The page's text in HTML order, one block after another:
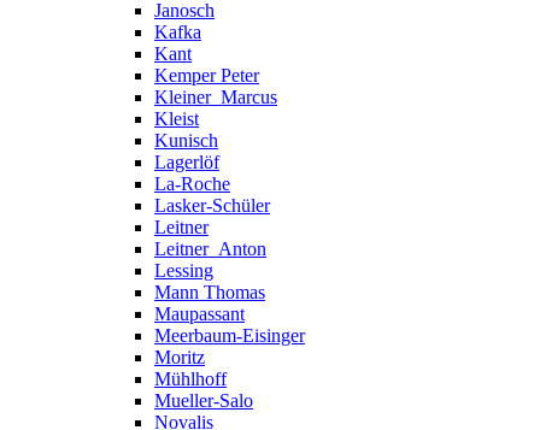
Janosch
Kafka
Kant
Kemper Peter
Kleiner_Marcus
Kleist
Kunisch
Lagerlöf
La-Roche
Lasker-Schüler
Leitner
Leitner_Anton
Lessing
Mann Thomas
Maupassant
Meerbaum-Eisinger
Moritz
Mühlhoff
Mueller-Salo
Novalis